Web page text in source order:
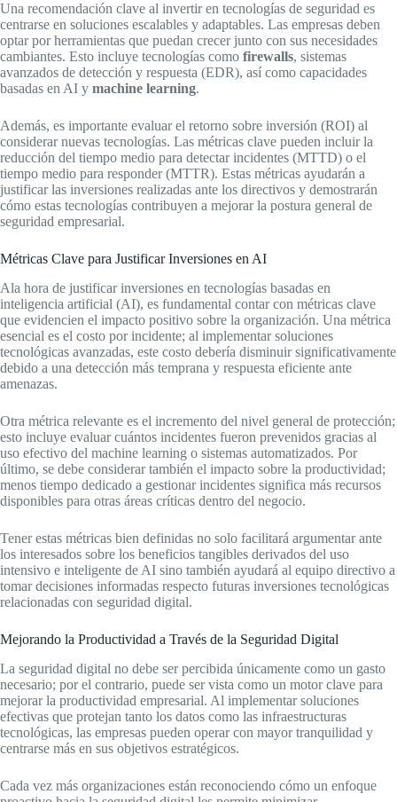
Una recomendación clave al invertir en tecnologías de seguridad es
centrarse en soluciones escalables y adaptables. Las empresas deben
optar por herramientas que puedan crecer junto con sus necesidades
cambiantes. Esto incluye tecnologías como firewalls, sistemas
avanzados de detección y respuesta (EDR), así como capacidades
basadas en AI y machine learning.
Además, es importante evaluar el retorno sobre inversión (ROI) al
considerar nuevas tecnologías. Las métricas clave pueden incluir la
reducción del tiempo medio para detectar incidentes (MTTD) o el
tiempo medio para responder (MTTR). Estas métricas ayudarán a
justificar las inversiones realizadas ante los directivos y demostrarán
cómo estas tecnologías contribuyen a mejorar la postura general de
seguridad empresarial.
Métricas Clave para Justificar Inversiones en AI
Ala hora de justificar inversiones en tecnologías basadas en
inteligencia artificial (AI), es fundamental contar con métricas clave
que evidencien el impacto positivo sobre la organización. Una métrica
esencial es el costo por incidente; al implementar soluciones
tecnológicas avanzadas, este costo debería disminuir significativamente
debido a una detección más temprana y respuesta eficiente ante
amenazas.
Otra métrica relevante es el incremento del nivel general de protección;
esto incluye evaluar cuántos incidentes fueron prevenidos gracias al
uso efectivo del machine learning o sistemas automatizados. Por
último, se debe considerar también el impacto sobre la productividad;
menos tiempo dedicado a gestionar incidentes significa más recursos
disponibles para otras áreas críticas dentro del negocio.
Tener estas métricas bien definidas no solo facilitará argumentar ante
los interesados sobre los beneficios tangibles derivados del uso
intensivo e inteligente de AI sino también ayudará al equipo directivo a
tomar decisiones informadas respecto futuras inversiones tecnológicas
relacionadas con seguridad digital.
Mejorando la Productividad a Través de la Seguridad Digital
La seguridad digital no debe ser percibida únicamente como un gasto
necesario; por el contrario, puede ser vista como un motor clave para
mejorar la productividad empresarial. Al implementar soluciones
efectivas que protejan tanto los datos como las infraestructuras
tecnológicas, las empresas pueden operar con mayor tranquilidad y
centrarse más en sus objetivos estratégicos.
Cada vez más organizaciones están reconociendo cómo un enfoque